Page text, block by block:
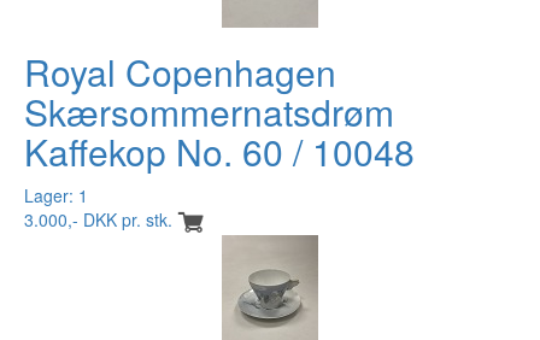
Royal Copenhagen
Skærsommernatsdrøm
Kaffekop No. 60 / 10048
Lager: 1
3.000,- DKK pr. stk.